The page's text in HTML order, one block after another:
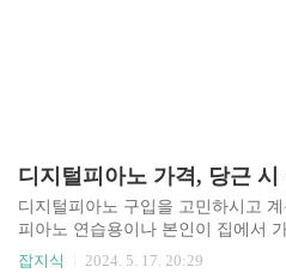
디지털피아노 가격, 당근 시
디지털피아노 구입을 고민하시고 계
피아노 연습용이나 본인이 집에서
으로 쓰실 용도라면 오늘의 포스팅
잡지식 2024. 5. 17. 20:29